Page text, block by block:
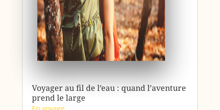
Voyager au fil de l’eau : quand l’aventure
prend le large